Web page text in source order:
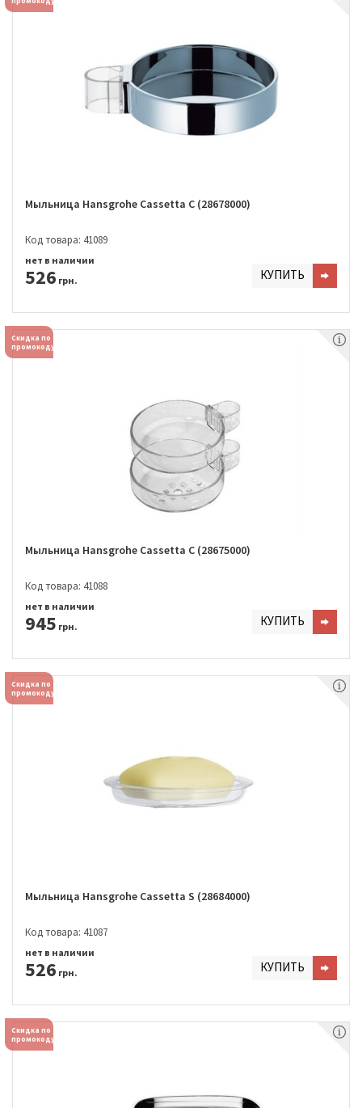
Мыльница Hansgrohe Cassetta С (28678000)
Код товара: 41089
526 грн.
нет в наличии
КУПИТЬ
Скидка по
промокоду
Мыльница Hansgrohe Cassetta С (28675000)
Код товара: 41088
945 грн.
нет в наличии
КУПИТЬ
Скидка по
промокоду
Мыльница Hansgrohe Cassetta S (28684000)
Код товара: 41087
526 грн.
нет в наличии
КУПИТЬ
Скидка по
промокоду